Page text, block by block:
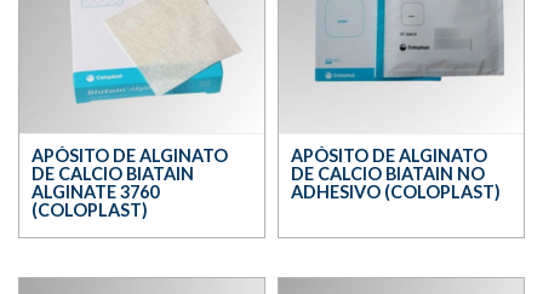
APÓSITO DE ALGINATO
DE CALCIO BIATAIN
ALGINATE 3760
(COLOPLAST)
APÓSITO DE ALGINATO
DE CALCIO BIATAIN NO
ADHESIVO (COLOPLAST)